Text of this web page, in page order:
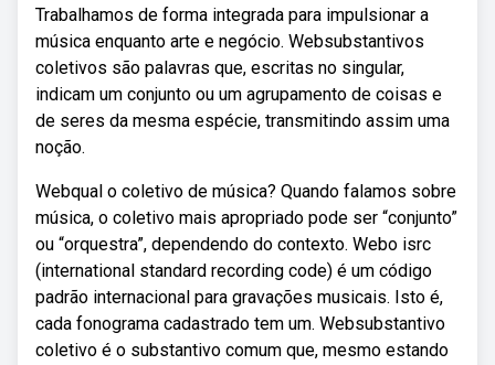
Trabalhamos de forma integrada para impulsionar a
música enquanto arte e negócio. Websubstantivos
coletivos são palavras que, escritas no singular,
indicam um conjunto ou um agrupamento de coisas e
de seres da mesma espécie, transmitindo assim uma
noção.
Webqual o coletivo de música? Quando falamos sobre
música, o coletivo mais apropriado pode ser “conjunto”
ou “orquestra”, dependendo do contexto. Webo isrc
(international standard recording code) é um código
padrão internacional para gravações musicais. Isto é,
cada fonograma cadastrado tem um. Websubstantivo
coletivo é o substantivo comum que, mesmo estando